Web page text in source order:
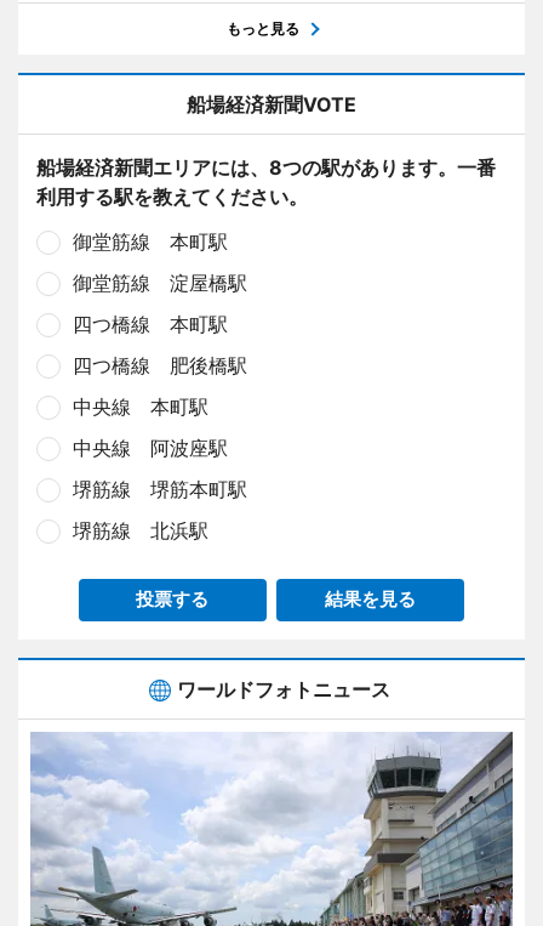
もっと見る
船場経済新聞VOTE
船場経済新聞エリアには、8つの駅があります。一番
利用する駅を教えてください。
御堂筋線 本町駅
御堂筋線 淀屋橋駅
四つ橋線 本町駅
四つ橋線 肥後橋駅
中央線 本町駅
中央線 阿波座駅
堺筋線 堺筋本町駅
堺筋線 北浜駅
投票する 結果を見る
ワールドフォトニュース